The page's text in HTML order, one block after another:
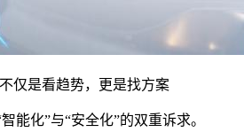
仅是看趋势，更是找方案
能化”与“安全化”的双重诉求。